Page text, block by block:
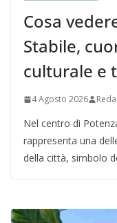
Cosa
Stabile,
culturale e
4 Agosto 2026
Nel centro di
rappresenta una
della città, simbolo